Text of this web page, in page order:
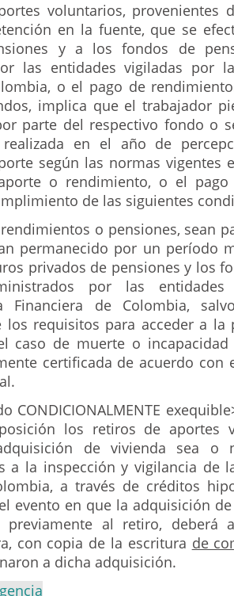
voluntarios, provenientes
en la fuente, que se
y a los fondos de
las entidades vigiladas por
o el pago de
implica que el trabajador
parte del respectivo fondo o
en el año de
según las normas vigentes
o rendimiento, o el pago
de las siguientes
o pensiones, sean
permanecido por un período
privados de pensiones y los
por las
Financiera de Colombia,
los requisitos para acceder a la
caso de muerte o
certificada de acuerdo con
CONDICIONALMENTE
los retiros de aportes
de vivienda sea o
a la inspección y vigilancia de
a través de créditos
evento en que la adquisición
previamente al retiro, deberá
con copia de la escritura de
a dicha adquisición.